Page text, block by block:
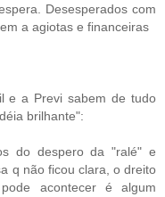
Desesperados com
a agiotas e financeiras
e a Previ sabem de tudo
brilhante":
do despero da "ralé" e
q não ficou clara, o dreito
acontecer é algum